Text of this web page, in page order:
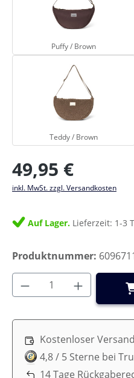
Puffy / Brown
Puffy / Brown
Teddy / Brown
Teddy / Brown
Regulärer Preis:
49,95 €
inkl. MwSt. zzgl. Versandkosten
Auf Lager. Lieferzeit: 1-3
Produktnummer:
Produkt Anzahl:
Kostenloser
4,8 / 5 Sterne bei
14 Tage